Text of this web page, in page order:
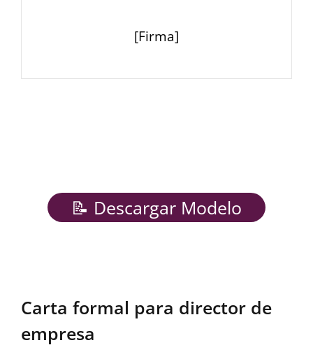
[Firma]
📝 Descargar Modelo
Carta formal para director de
empresa